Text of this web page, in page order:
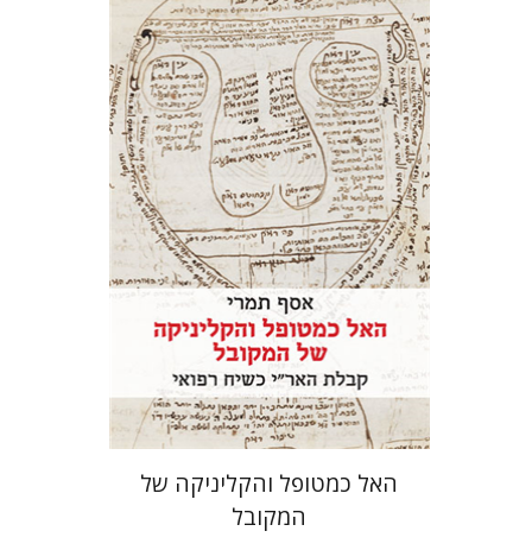
אסף תמרי
הנחת אתר ספר מודפס
$46
$41
האל כמטופל והקליניקה של
המקובל